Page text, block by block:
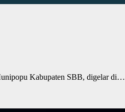
Kabupaten SBB, digelar di…